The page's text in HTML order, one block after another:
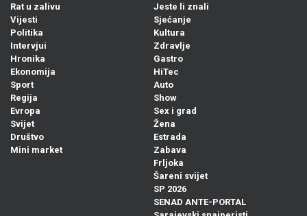
Rat u zalivu
Vijesti
Politika
Intervjui
Hronika
Ekonomija
Sport
Regija
Evropa
Svijet
Društvo
Mini market
Jeste li znali
Sjećanje
Kultura
Zdravlje
Gastro
HiTec
Auto
Show
Sex i grad
Žena
Estrada
Zabava
Frljoka
Šareni svijet
SP 2026
SENAD ANTE-PORTAL